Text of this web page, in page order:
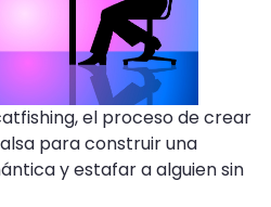
el proceso de crear
para construir una
y estafar a alguien sin